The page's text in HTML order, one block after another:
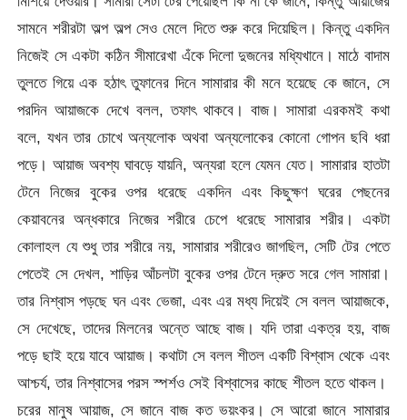
সামনে শরীরটা অল্প অল্প সেও মেলে দিতে শুরু করে দিয়েছিল। কিন্তু একদিন
নিজেই সে একটা কঠিন সীমারেখা এঁকে দিলো দুজনের মধ্যিখানে। মাঠে বাদাম
তুলতে গিয়ে এক হঠাৎ তুফানের দিনে সামারার কী মনে হয়েছে কে জানে, সে
পরদিন আয়াজকে দেখে বলল, তফাৎ থাকবে। বাজ। সামারা এরকমই কথা
বলে, যখন তার চোখে অন্যলোক অথবা অন্যলোকের কোনো গোপন ছবি ধরা
পড়ে। আয়াজ অবশ্য ঘাবড়ে যায়নি, অন্যরা হলে যেমন যেত। সামারার হাতটা
টেনে নিজের বুকের ওপর ধরেছে একদিন এবং কিছুক্ষণ ঘরের পেছনের
কেয়াবনের অন্ধকারে নিজের শরীরে চেপে ধরেছে সামারার শরীর। একটা
কোলাহল যে শুধু তার শরীরে নয়, সামারার শরীরেও জাগছিল, সেটি টের পেতে
পেতেই সে দেখল, শাড়ির আঁচলটা বুকের ওপর টেনে দ্রুত সরে গেল সামারা।
তার নিশ্বাস পড়ছে ঘন এবং ভেজা, এবং এর মধ্য দিয়েই সে বলল আয়াজকে,
সে দেখেছে, তাদের মিলনের অন্তে আছে বাজ। যদি তারা একত্র হয়, বাজ
পড়ে ছাই হয়ে যাবে আয়াজ। কথাটা সে বলল শীতল একটি বিশ্বাস থেকে এবং
আশ্চর্য, তার নিশ্বাসের পরস স্পর্শও সেই বিশ্বাসের কাছে শীতল হতে থাকল।
চরের মানুষ আয়াজ, সে জানে বাজ কত ভয়ংকর। সে আরো জানে সামারার